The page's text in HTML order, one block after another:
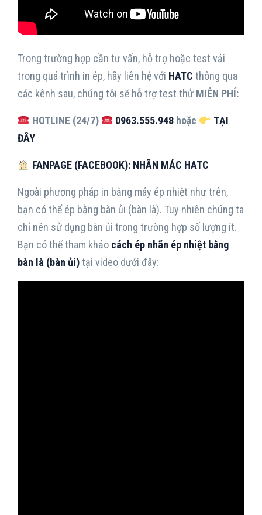
Trong trường hợp cần tư vấn, hỗ trợ hoặc test vải
trong quá trình in ép, hãy liên hệ với HATC thông qua
các kênh sau, chúng tôi sẽ hỗ trợ test thử MIỄN PHÍ:
HOTLINE (24/7) 0963.555.948 hoặc
TẠI
ĐÂY
FANPAGE (FACEBOOK): NHÃN MÁC HATC
Ngoài phương pháp in bằng máy ép nhiệt như trên,
bạn có thể ép bằng bàn ủi (bàn là). Tuy nhiên chúng ta
chỉ nên sử dụng bàn ủi trong trường hợp số lượng ít.
Bạn có thể tham khảo cách ép nhãn ép nhiệt bằng
bàn là (bàn ủi)tại video dưới đây: